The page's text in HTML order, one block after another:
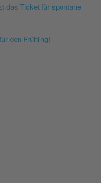
das Ticket für spontane
den Frühling!